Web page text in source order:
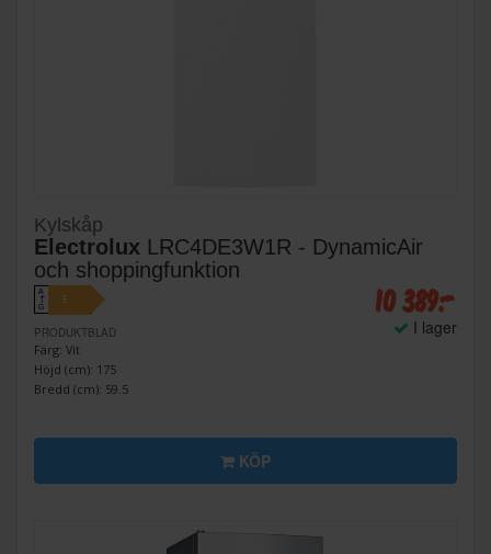
Kylskåp
Electrolux LRC4DE3W1R - DynamicAir
och shoppingfunktion
A
↑
G
E
PRODUKTBLAD
Färg: Vit
Höjd (cm): 175
Bredd (cm): 59.5
10 389:-
I lager
KÖP